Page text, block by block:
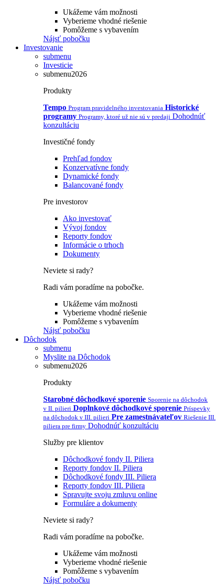
Ukážeme vám možnosti
Vyberieme vhodné riešenie
Pomôžeme s vybavením
Nájsť pobočku
Investovanie
submenu
Investicie
submenu2026
Produkty
Tempo Program pravidelného investovania Historické
programy Programy, ktoré už nie sú v predaji Dohodnúť
konzultáciu
Investičné fondy
Prehľad fondov
Konzervatívne fondy
Dynamické fondy
Balancované fondy
Pre investorov
Ako investovať
Vývoj fondov
Reporty fondov
Informácie o trhoch
Dokumenty
Neviete si rady?
Radi vám poradíme na pobočke.
Ukážeme vám možnosti
Vyberieme vhodné riešenie
Pomôžeme s vybavením
Nájsť pobočku
Dôchodok
submenu
Myslite na Dôchodok
submenu2026
Produkty
Starobné dôchodkové sporenie Sporenie na dôchodok
v II. pilieri Doplnkové dôchodkové sporenie Príspevky
na dôchodok v III. pilieri Pre zamestnávateľov Riešenie III.
piliera pre firmy Dohodnúť konzultáciu
Služby pre klientov
Dôchodkové fondy II. Piliera
Reporty fondov II. Piliera
Dôchodkové fondy III. Piliera
Reporty fondov III. Piliera
Spravujte svoju zmluvu online
Formuláre a dokumenty
Neviete si rady?
Radi vám poradíme na pobočke.
Ukážeme vám možnosti
Vyberieme vhodné riešenie
Pomôžeme s vybavením
Nájsť pobočku